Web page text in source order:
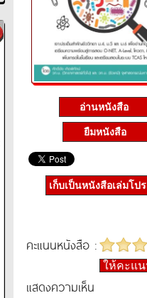
อ่านหนังสือ
ยืมหนังสือ
เก็บเป็นหนังสือเล่มโป
คะแนนหนังสือ :
ให้คะแ
แสดงความเห็น